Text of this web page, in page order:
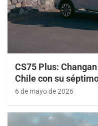
CS75 Plus:
Chile con su
6 de mayo de 2026